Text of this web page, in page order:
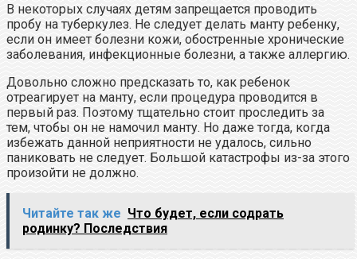
В некоторых случаях детям запрещается проводить
пробу на туберкулез. Не следует делать манту ребенку,
если он имеет болезни кожи, обостренные хронические
заболевания, инфекционные болезни, а также аллергию.
Довольно сложно предсказать то, как ребенок
отреагирует на манту, если процедура проводится в
первый раз. Поэтому тщательно стоит проследить за
тем, чтобы он не намочил манту. Но даже тогда, когда
избежать данной неприятности не удалось, сильно
паниковать не следует. Большой катастрофы из-за этого
произойти не должно.
Читайте так же Что будет, если содрать
родинку? Последствия